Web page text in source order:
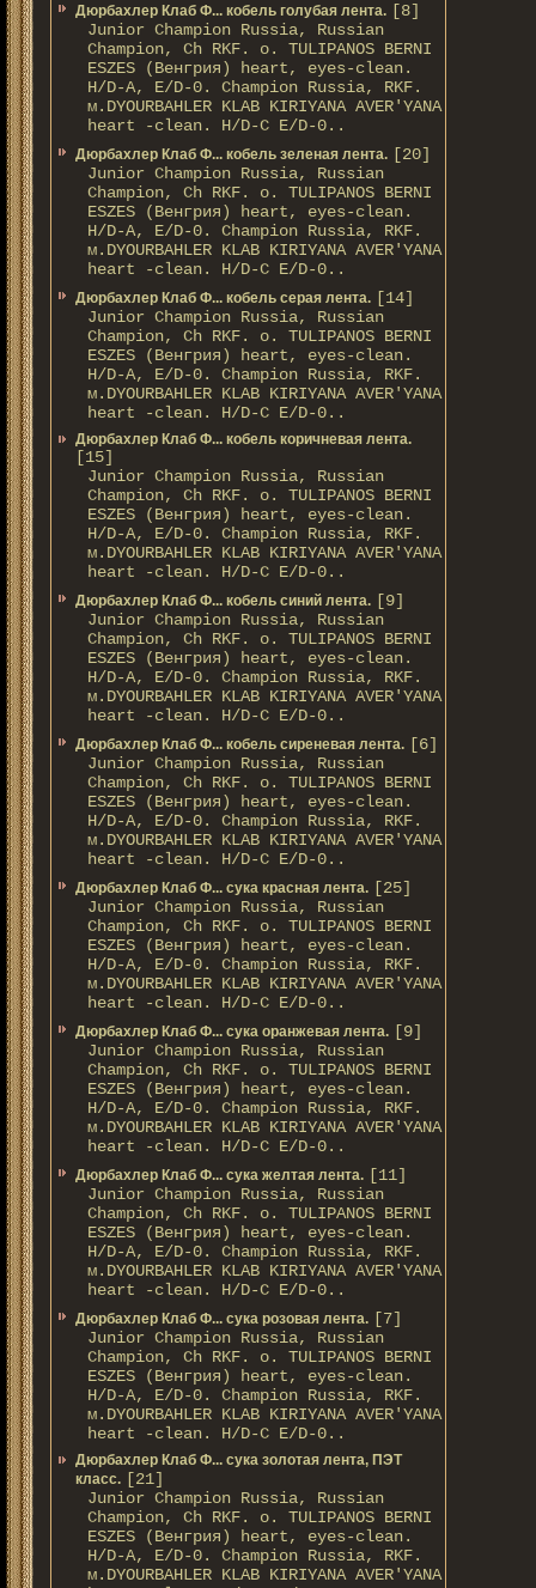
Дюрбахлер Клаб Ф... кобель голубая лента. [8]
Junior Champion Russia, Russian
Champion, Ch RKF. о. TULIPANOS BERNI
ESZES (Венгрия) heart, eyes-clean.
H/D-A, E/D-0. Champion Russia, RKF.
м.DYOURBAHLER KLAB KIRIYANA AVER'YANA
heart -clean. H/D-С E/D-0..
Дюрбахлер Клаб Ф... кобель зеленая лента. [20]
Junior Champion Russia, Russian
Champion, Ch RKF. о. TULIPANOS BERNI
ESZES (Венгрия) heart, eyes-clean.
H/D-A, E/D-0. Champion Russia, RKF.
м.DYOURBAHLER KLAB KIRIYANA AVER'YANA
heart -clean. H/D-С E/D-0..
Дюрбахлер Клаб Ф... кобель серая лента. [14]
Junior Champion Russia, Russian
Champion, Ch RKF. о. TULIPANOS BERNI
ESZES (Венгрия) heart, eyes-clean.
H/D-A, E/D-0. Champion Russia, RKF.
м.DYOURBAHLER KLAB KIRIYANA AVER'YANA
heart -clean. H/D-С E/D-0..
Дюрбахлер Клаб Ф... кобель коричневая лента.
[15]
Junior Champion Russia, Russian
Champion, Ch RKF. о. TULIPANOS BERNI
ESZES (Венгрия) heart, eyes-clean.
H/D-A, E/D-0. Champion Russia, RKF.
м.DYOURBAHLER KLAB KIRIYANA AVER'YANA
heart -clean. H/D-С E/D-0..
Дюрбахлер Клаб Ф... кобель синий лента. [9]
Junior Champion Russia, Russian
Champion, Ch RKF. о. TULIPANOS BERNI
ESZES (Венгрия) heart, eyes-clean.
H/D-A, E/D-0. Champion Russia, RKF.
м.DYOURBAHLER KLAB KIRIYANA AVER'YANA
heart -clean. H/D-С E/D-0..
Дюрбахлер Клаб Ф... кобель сиреневая лента. [6]
Junior Champion Russia, Russian
Champion, Ch RKF. о. TULIPANOS BERNI
ESZES (Венгрия) heart, eyes-clean.
H/D-A, E/D-0. Champion Russia, RKF.
м.DYOURBAHLER KLAB KIRIYANA AVER'YANA
heart -clean. H/D-С E/D-0..
Дюрбахлер Клаб Ф... сука красная лента. [25]
Junior Champion Russia, Russian
Champion, Ch RKF. о. TULIPANOS BERNI
ESZES (Венгрия) heart, eyes-clean.
H/D-A, E/D-0. Champion Russia, RKF.
м.DYOURBAHLER KLAB KIRIYANA AVER'YANA
heart -clean. H/D-С E/D-0..
Дюрбахлер Клаб Ф... сука оранжевая лента. [9]
Junior Champion Russia, Russian
Champion, Ch RKF. о. TULIPANOS BERNI
ESZES (Венгрия) heart, eyes-clean.
H/D-A, E/D-0. Champion Russia, RKF.
м.DYOURBAHLER KLAB KIRIYANA AVER'YANA
heart -clean. H/D-С E/D-0..
Дюрбахлер Клаб Ф... сука желтая лента. [11]
Junior Champion Russia, Russian
Champion, Ch RKF. о. TULIPANOS BERNI
ESZES (Венгрия) heart, eyes-clean.
H/D-A, E/D-0. Champion Russia, RKF.
м.DYOURBAHLER KLAB KIRIYANA AVER'YANA
heart -clean. H/D-С E/D-0..
Дюрбахлер Клаб Ф... сука розовая лента. [7]
Junior Champion Russia, Russian
Champion, Ch RKF. о. TULIPANOS BERNI
ESZES (Венгрия) heart, eyes-clean.
H/D-A, E/D-0. Champion Russia, RKF.
м.DYOURBAHLER KLAB KIRIYANA AVER'YANA
heart -clean. H/D-С E/D-0..
Дюрбахлер Клаб Ф... сука золотая лента, ПЭТ
класс. [21]
Junior Champion Russia, Russian
Champion, Ch RKF. о. TULIPANOS BERNI
ESZES (Венгрия) heart, eyes-clean.
H/D-A, E/D-0. Champion Russia, RKF.
м.DYOURBAHLER KLAB KIRIYANA AVER'YANA